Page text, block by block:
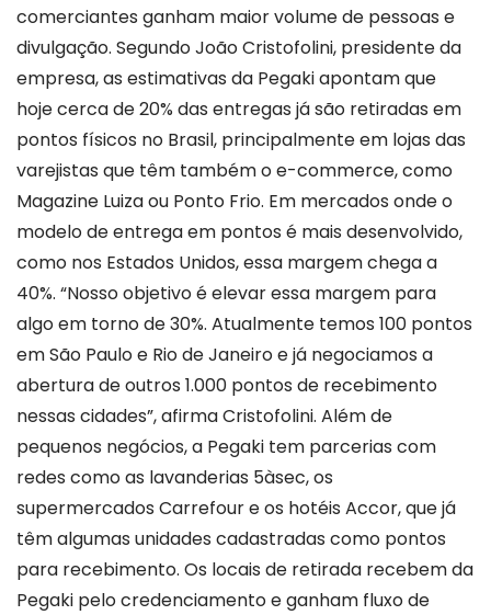
comerciantes ganham maior volume de pessoas e
divulgação. Segundo João Cristofolini, presidente da
empresa, as estimativas da Pegaki apontam que
hoje cerca de 20% das entregas já são retiradas em
pontos físicos no Brasil, principalmente em lojas das
varejistas que têm também o e-commerce, como
Magazine Luiza ou Ponto Frio. Em mercados onde o
modelo de entrega em pontos é mais desenvolvido,
como nos Estados Unidos, essa margem chega a
40%. “Nosso objetivo é elevar essa margem para
algo em torno de 30%. Atualmente temos 100 pontos
em São Paulo e Rio de Janeiro e já negociamos a
abertura de outros 1.000 pontos de recebimento
nessas cidades”, afirma Cristofolini. Além de
pequenos negócios, a Pegaki tem parcerias com
redes como as lavanderias 5àsec, os
supermercados Carrefour e os hotéis Accor, que já
têm algumas unidades cadastradas como pontos
para recebimento. Os locais de retirada recebem da
Pegaki pelo credenciamento e ganham fluxo de